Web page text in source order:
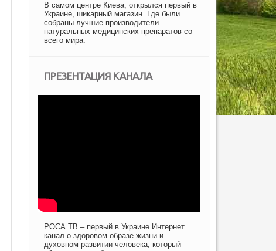
В самом центре Киева, открылся первый в
Украине, шикарный магазин. Где были
собраны лучшие производители
натуральных медицинских препаратов со
всего мира.
ПРЕЗЕНТАЦИЯ КАНАЛА
РОСА ТВ – первый в Украине Интернет
канал о здоровом образе жизни и
духовном развитии человека, который